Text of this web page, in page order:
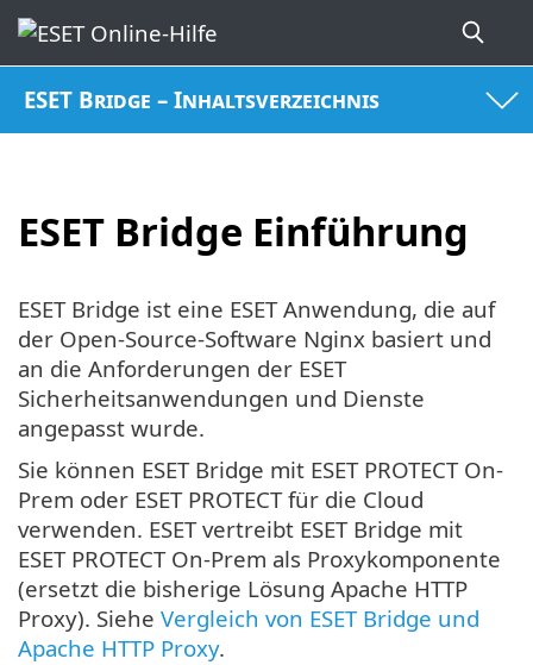
ESET Bridge – Inhaltsverzeichnis
ESET Bridge Einführung
ESET Bridge ist eine ESET Anwendung, die auf
der Open-Source-Software Nginx basiert und
an die Anforderungen der ESET
Sicherheitsanwendungen und Dienste
angepasst wurde.
Sie können ESET Bridge mit ESET PROTECT On-
Prem oder ESET PROTECT für die Cloud
verwenden. ESET vertreibt ESET Bridge mit
ESET PROTECT On-Prem als Proxykomponente
(ersetzt die bisherige Lösung Apache HTTP
Proxy). Siehe Vergleich von ESET Bridge und
Apache HTTP Proxy.